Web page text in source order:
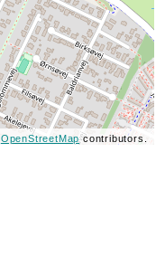
OpenStreetMapcontributors.